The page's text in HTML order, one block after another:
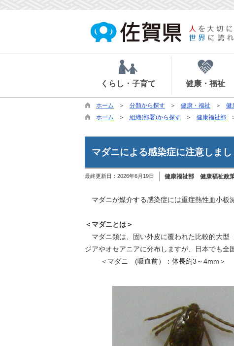
くらし・子育て 健康・福祉
ホーム 分類から探す 健康・福祉 健
ホーム
組織(部署)から探す 健康福祉部
マダニによる感染症に注意しまし
最終更新日： 2026年6月19日 健康福祉部 健康福祉政
マダニが媒介する感染症には重症熱性血小板
＜マダニとは＞
マダニ類は、固い外皮に覆われた比較的大型
ジアやオセアニアに分布しますが、日本でも全
＜マダニ (吸血前）：体長約3